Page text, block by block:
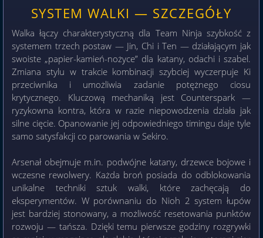
SYSTEM WALKI — SZCZEGÓŁY
Walka łączy charakterystyczną dla Team Ninja szybkość z
systemem trzech postaw — Jin, Chi i Ten — działającym jak
swoiste „papier-kamień-nożyce” dla katany, odachi i szabel.
Zmiana stylu w trakcie kombinacji szybciej wyczerpuje Ki
przeciwnika i umożliwia zadanie potężnego ciosu
krytycznego. Kluczową mechaniką jest Counterspark —
ryzykowna kontra, która w razie niepowodzenia działa jak
silne cięcie. Opanowanie jej odpowiedniego timingu daje tyle
samo satysfakcji co parowania w Sekiro.
Arsenał obejmuje m.in. podwójne katany, drzewce bojowe i
wczesne rewolwery. Każda broń posiada do odblokowania
unikalne techniki sztuk walki, które zachęcają do
eksperymentów. W porównaniu do Nioh 2 system łupów
jest bardziej stonowany, a możliwość resetowania punktów
rozwoju — tańsza. Dzięki temu pierwsze godziny rozgrywki